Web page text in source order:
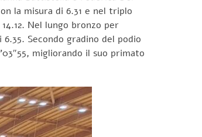
la misura di 6.31 e nel triplo
Nel lungo bronzo per
Secondo gradino del podio
migliorando il suo primato